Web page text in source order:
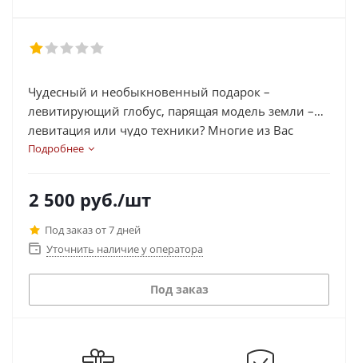
Чудесный и необыкновенный подарок –
левитирующий глобус, парящая модель земли –
левитация или чудо техники? Многие из Вас
видели такие подарки в магазинах, и каждый
одариваемому, но такой подарок приятно удивит
и обрадует, смотря на который Вы будете
удивляться тому, как глобус парит в воздухе без
Подробнее
2 500 руб./шт
Под заказ от 7 дней
Уточнить наличие у оператора
Под заказ